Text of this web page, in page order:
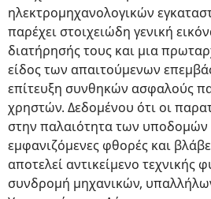
ηλεκτρομηχανολογικών
παρέχει στοιχειώδη γενική
διατήρησής τους και μια
είδος των απαιτούμενων
επίτευξη συνθηκών ασφαλούς
χρηστών. Δεδομένου ότι οι
στην παλαιότητα των υποδομών
εμφανιζόμενες φθορές και
αποτελεί αντικείμενο τεχνικής
συνδρομή μηχανικών,